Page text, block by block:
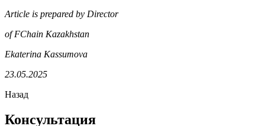
Article is prepared by Director
of FChain Kazakhstan
Ekaterina Kassumova
23.05.2025
Назад
Консультация